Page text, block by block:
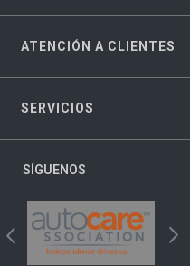
ATENCIÓN A CLIENTES
SERVICIOS
SÍGUENOS